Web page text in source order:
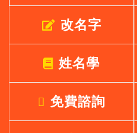
改名字
姓名學
免費諮詢